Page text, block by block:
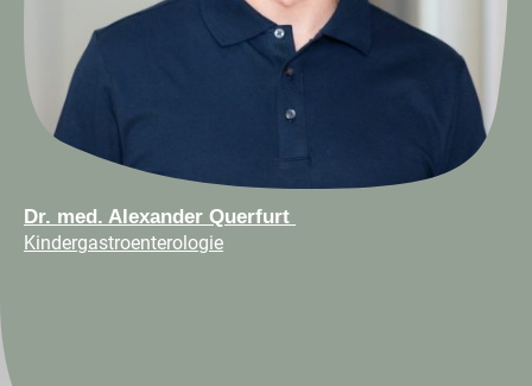
Dr. med. Alexander Querfurt
Kindergastroenterologie